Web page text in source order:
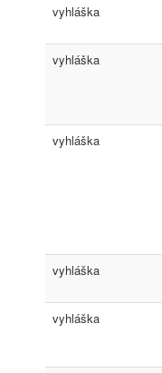
vyhláška
vyhláška
vyhláška
vyhláška
vyhláška